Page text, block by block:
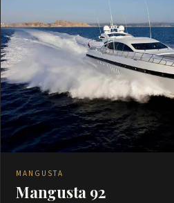
MANGUSTA
Mangusta 92